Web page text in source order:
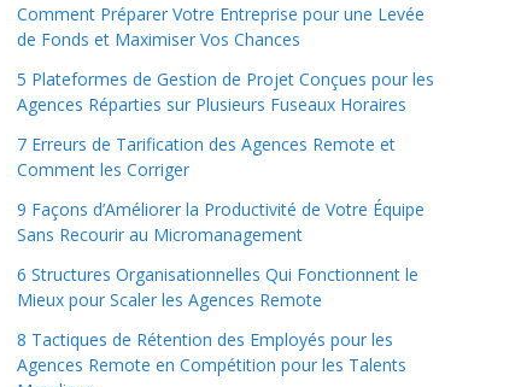
Comment Préparer Votre Entreprise pour une Levée
de Fonds et Maximiser Vos Chances
5 Plateformes de Gestion de Projet Conçues pour les
Agences Réparties sur Plusieurs Fuseaux Horaires
7 Erreurs de Tarification des Agences Remote et
Comment les Corriger
9 Façons d’Améliorer la Productivité de Votre Équipe
Sans Recourir au Micromanagement
6 Structures Organisationnelles Qui Fonctionnent le
Mieux pour Scaler les Agences Remote
8 Tactiques de Rétention des Employés pour les
Agences Remote en Compétition pour les Talents